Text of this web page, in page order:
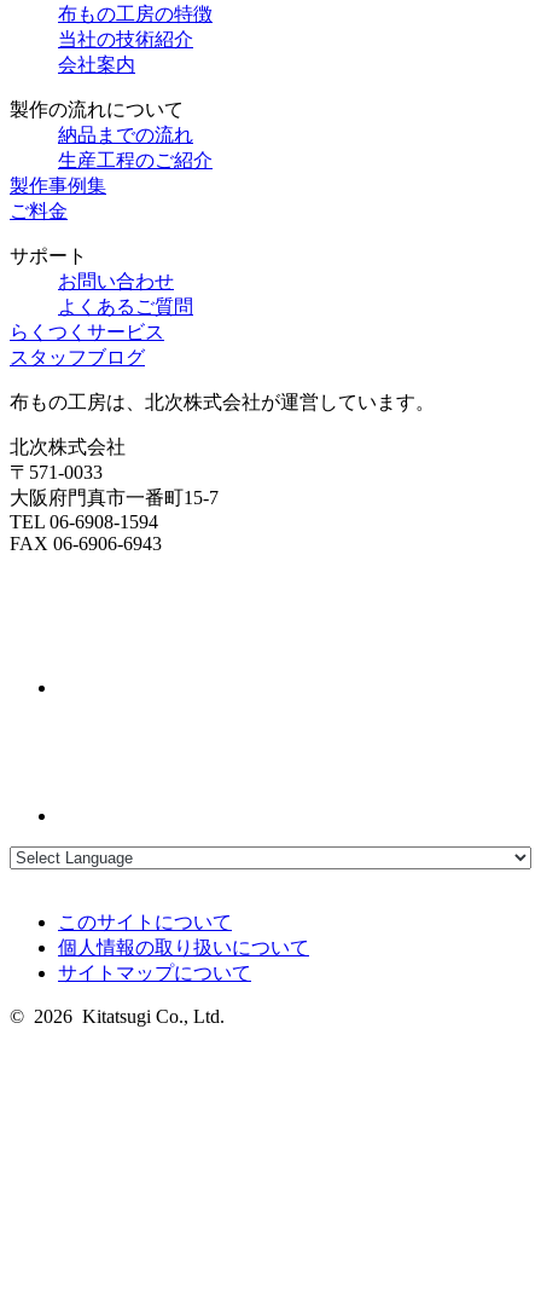
布もの工房の特徴
当社の技術紹介
会社案内
製作の流れについて
納品までの流れ
生産工程のご紹介
製作事例集
ご料金
サポート
お問い合わせ
よくあるご質問
らくつくサービス
スタッフブログ
布もの工房は、北次株式会社が運営しています。
北次株式会社
〒571-0033
大阪府門真市一番町15-7
TEL 06-6908-1594
FAX 06-6906-6943
このサイトについて
個人情報の取り扱いについて
サイトマップについて
© 2026 Kitatsugi Co., Ltd.